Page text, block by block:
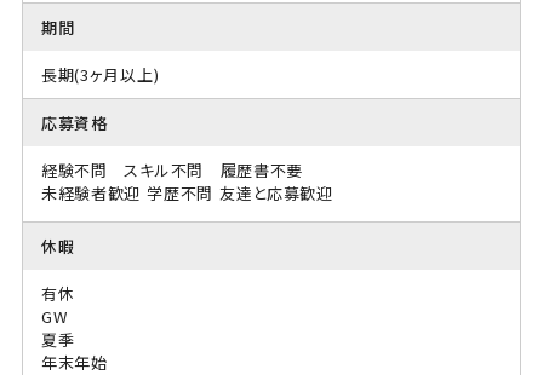
期間
長期(3ヶ月以上)
応募資格
経験不問 スキル不問 履歴書不要
未経験者歓迎 学歴不問 友達と応募歓迎
休暇
有休
GW
夏季
年末年始